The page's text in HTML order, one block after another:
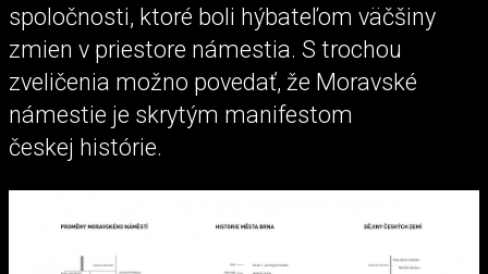
spoločnosti, ktoré boli hýbateľom väčšiny
zmien v priestore námestia. S trochou
zveličenia možno povedať, že Moravské
námestie je skrytým manifestom
českej histórie.